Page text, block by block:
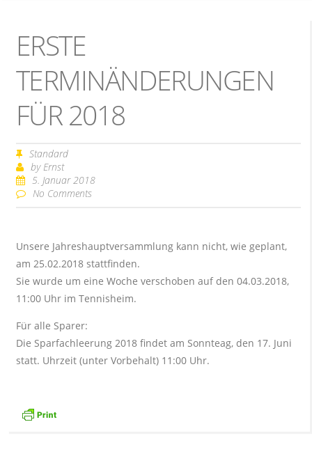
ERSTE
TERMINÄNDERUNGEN
FÜR 2018
Standard
by Ernst
5. Januar 2018
No Comments
Unsere Jahreshauptversammlung kann nicht, wie geplant,
am 25.02.2018 stattfinden.
Sie wurde um eine Woche verschoben auf den 04.03.2018,
11:00 Uhr im Tennisheim.
Für alle Sparer:
Die Sparfachleerung 2018 findet am Sonnteag, den 17. Juni
statt. Uhrzeit (unter Vorbehalt) 11:00 Uhr.